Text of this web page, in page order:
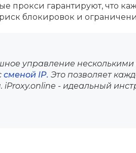
прокси гарантируют, что
блокировок и
управление
сменой IP. Это позволяет
- идеальный